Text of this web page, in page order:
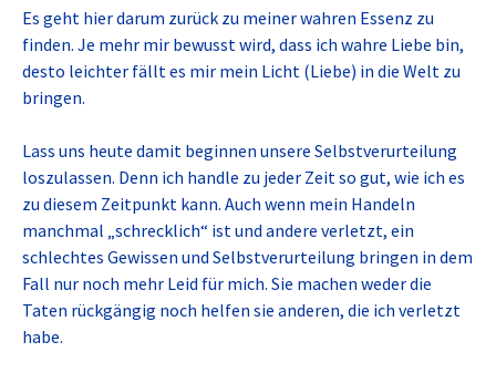
Es geht hier darum zurück zu meiner wahren Essenz zu
finden. Je mehr mir bewusst wird, dass ich wahre Liebe bin,
desto leichter fällt es mir mein Licht (Liebe) in die Welt zu
bringen.
Lass uns heute damit beginnen unsere Selbstverurteilung
loszulassen. Denn ich handle zu jeder Zeit so gut, wie ich es
zu diesem Zeitpunkt kann. Auch wenn mein Handeln
manchmal „schrecklich“ ist und andere verletzt, ein
schlechtes Gewissen und Selbstverurteilung bringen in dem
Fall nur noch mehr Leid für mich. Sie machen weder die
Taten rückgängig noch helfen sie anderen, die ich verletzt
habe.